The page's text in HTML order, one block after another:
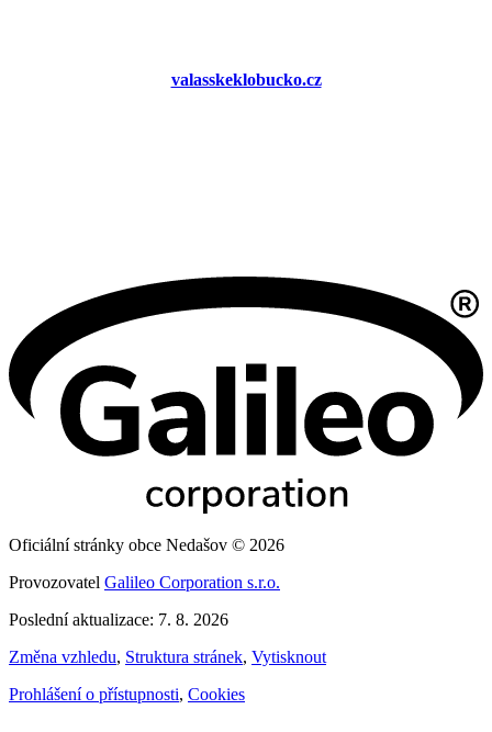
valasskeklobucko.cz
Oficiální stránky obce Nedašov © 2026
Provozovatel Galileo Corporation s.r.o.
Poslední aktualizace: 7. 8. 2026
Změna vzhledu, Struktura stránek, Vytisknout
Prohlášení o přístupnosti, Cookies